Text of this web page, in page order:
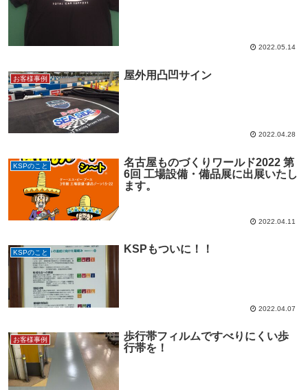
2022.05.14
お客様事例 屋外用凸凹サイン
2022.04.28
KSPのこと
名古屋ものづくりワールド2022 第
6回 工場設備・備品展に出展いたし
ます。
2022.04.11
KSPのこと KSPもついに！！
2022.04.07
お客様事例
歩行帯フィルムですべりにくい歩
行帯を！